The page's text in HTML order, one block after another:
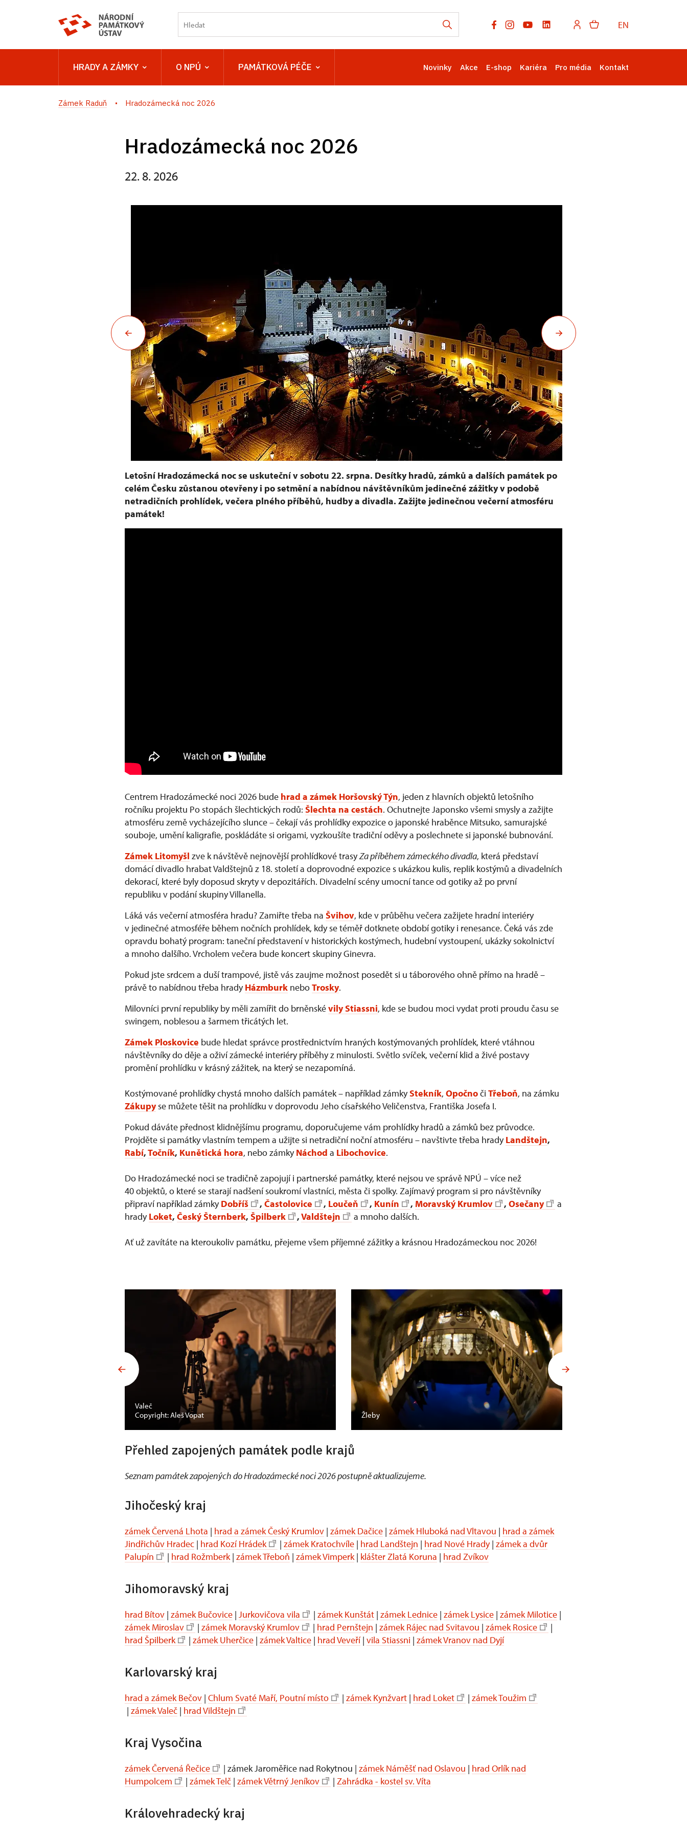
EN
HRADY A ZÁMKY O NPÚ PAMÁTKOVÁ PÉČE Novinky Akce E-shop Kariéra Pro média Kontakt
Zámek Raduň Hradozámecká noc 2026
Hradozámecká noc 2026
22. 8. 2026
Letošní Hradozámecká noc se uskuteční v sobotu 22. srpna. Desítky hradů, zámků a dalších památek po
celém Česku zůstanou otevřeny i po setmění a nabídnou návštěvníkům jedinečné zážitky v podobě
netradičních prohlídek, večera plného příběhů, hudby a divadla. Zažijte jedinečnou večerní atmosféru
památek!
Centrem Hradozámecké noci 2026 bude hrad a zámek Horšovský Týn, jeden z hlavních objektů letošního
ročníku projektu Po stopách šlechtických rodů: Šlechta na cestách. Ochutnejte Japonsko všemi smysly a zažijte
atmosféru země vycházejícího slunce – čekají vás prohlídky expozice o japonské hraběnce Mitsuko, samurajské
souboje, umění kaligrafie, poskládáte si origami, vyzkoušíte tradiční oděvy a poslechnete si japonské bubnování.
Zámek Litomyšl zve k návštěvě nejnovější prohlídkové trasyZa příběhem zámeckého divadla, která představí
domácí divadlo hrabat Valdštejnů z 18. století a doprovodné expozice s ukázkou kulis, replik kostýmů a divadelních
dekorací, které byly doposud skryty v depozitářích. Divadelní scény umocní tance od gotiky až po první
republiku v podání skupiny Villanella.
Láká vás večerní atmosféra hradu? Zamiřte třeba na Švihov, kde v průběhu večera zažijete hradní interiéry
v jedinečné atmosféře během nočních prohlídek, kdy se téměř dotknete období gotiky i renesance. Čeká vás zde
opravdu bohatý program: taneční představení v historických kostýmech, hudební vystoupení, ukázky sokolnictví
a mnoho dalšího. Vrcholem večera bude koncert skupiny Ginevra.
Pokud jste srdcem a duší trampové, jistě vás zaujme možnost posedět si u táborového ohně přímo na hradě –
právě to nabídnou třeba hradyHázmburk neboTrosky.
Milovníci první republiky by měli zamířit do brněnskévily Stiassni, kde se budou moci vydat proti proudu času se
swingem, noblesou a šarmem třicátých let.
Zámek Ploskovice bude hledat správce prostřednictvím hraných kostýmovaných prohlídek, které vtáhnou
návštěvníky do děje a oživí zámecké interiéry příběhy z minulosti. Světlo svíček, večerní klid a živé postavy
promění prohlídku v krásný zážitek, na který se nezapomíná.
Kostýmované prohlídky chystá mnoho dalších památek – například zámkyStekník, Opočnoči Třeboň, na zámku
Zákupyse můžete těšit na prohlídku v doprovodu Jeho císařského Veličenstva, Františka Josefa I.
Pokud dáváte přednost klidnějšímu programu, doporučujeme vám prohlídky hradů a zámků bez průvodce.
Projděte si památky vlastním tempem a užijte si netradiční noční atmosféru – navštivte třeba hradyLandštejn,
Rabí,Točník, Kunětická hora, nebo zámkyNáchod a Libochovice.
Do Hradozámecké noci se tradičně zapojují i partnerské památky, které nejsou ve správě NPÚ – více než
40 objektů, o které se starají nadšení soukromí vlastníci, města či spolky. Zajímavý program si pro návštěvníky
připraví například zámkyDobříš , Častolovice , Loučeň , Kunín , Moravský Krumlov , Osečany
a
hradyLoket, Český Šternberk, Špilberk ,Valdštejn a mnoho dalších.
Ať už zavítáte na kteroukoliv památku, přejeme všem příjemné zážitky a krásnou Hradozámeckou noc 2026!
Valeč
Copyright: Aleš Vopat
Žleby
Přehled zapojených památek podle krajů
Seznam památek zapojených do Hradozámecké noci 2026 postupně aktualizujeme.
Jihočeský kraj
zámek Červená Lhota | hrad a zámek Český Krumlov | zámek Dačice | zámek Hluboká nad Vltavou | hrad a zámek
Jindřichův Hradec | hrad Kozí Hrádek | zámek Kratochvíle | hrad Landštejn | hrad Nové Hrady| zámek a dvůr
Palupín
| hrad Rožmberk | zámek Třeboň | zámek Vimperk | klášter Zlatá Koruna | hrad Zvíkov
Jihomoravský kraj
hrad Bítov | zámek Bučovice | Jurkovičova vila | zámek Kunštát | zámek Lednice | zámek Lysice | zámek Milotice |
zámek Miroslav
| zámek Moravský Krumlov | hrad Pernštejn | zámek Rájec nad Svitavou | zámek Rosice
|
hrad Špilberk
| zámek Uherčice | zámek Valtice | hrad Veveří| vila Stiassni | zámek Vranov nad Dyjí
Karlovarský kraj
hrad a zámek Bečov | Chlum Svaté Maří, Poutní místo | zámek Kynžvart | hrad Loket | zámek Toužim
| zámek Valeč | hrad Vildštejn
Kraj Vysočina
zámek Červená Řečice | zámek Jaroměřice nad Rokytnou | zámek Náměšť nad Oslavou | hrad Orlík nad
Humpolcem
| zámek Telč | zámek Větrný Jeníkov | Zahrádka - kostel sv. Víta
Královehradecký kraj